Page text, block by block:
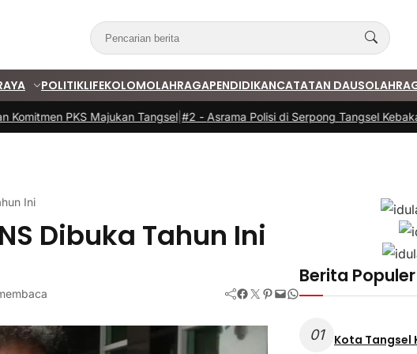
POLITIKLIFEKOLOMOLAHRAGAPENDIDIKANCATATAN DAUS
PKS Majukan Tangsel|#2 -Asrama Polisi di Serpong Tangsel
Ini
Dibuka Tahun Ini
Facebook Twitter Pinterest Mail WhatsApp
Berita Populer
01 Kota Tangsel